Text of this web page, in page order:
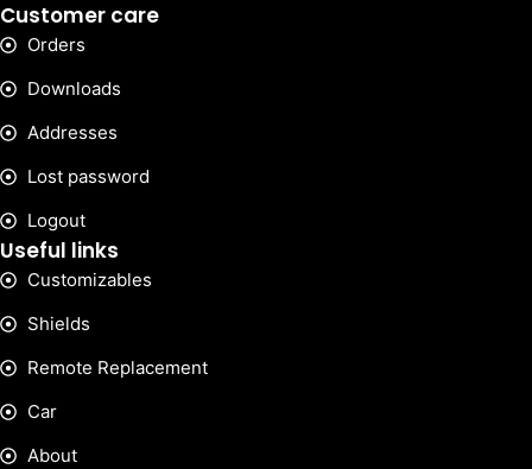
Customer care
Orders
Downloads
Addresses
Lost password
Logout
Useful links
Customizables
Shields
Remote Replacement
Car
About